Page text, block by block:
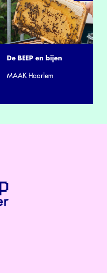
De BEEP en bijen
MAAK Haarlem